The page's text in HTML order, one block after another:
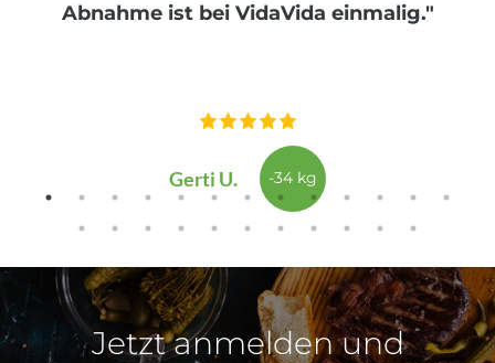
Abnahme ist bei VidaVida einmalig."
Gerti U. -34 kg
Jetzt anmelden und